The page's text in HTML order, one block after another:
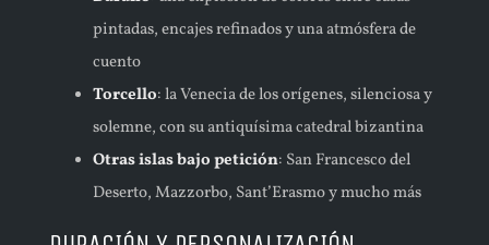
pintadas, encajes refinados y una atmósfera de
cuento
Torcello: la Venecia de los orígenes, silenciosa y
solemne, con su antiquísima catedral bizantina
Otras islas bajo petición: San Francesco del
Deserto, Mazzorbo, Sant’Erasmo y mucho más